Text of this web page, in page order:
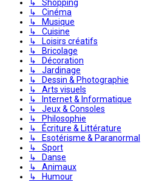
↳ Shopping
↳ Cinéma
↳ Musique
↳ Cuisine
↳ Loisirs créatifs
↳ Bricolage
↳ Décoration
↳ Jardinage
↳ Dessin & Photographie
↳ Arts visuels
↳ Internet & Informatique
↳ Jeux & Consoles
↳ Philosophie
↳ Écriture & Littérature
↳ Esotérisme & Paranormal
↳ Sport
↳ Danse
↳ Animaux
↳ Humour